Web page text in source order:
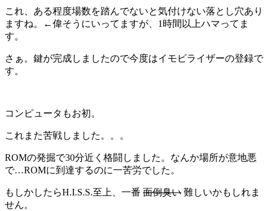
これ、ある程度場数を踏んでないと気付けない落とし穴あり
ますね。←偉そうにいってますが、1時間以上ハマってま
す。
さぁ。鍵が完成しましたので今度はイモビライザーの登録で
す。
コンピュータもお初。
これまた苦戦しました。。。
ROMの発掘で30分近く格闘しました。なんか場所が意地悪
で…ROMに到達するのに一苦労でした。
もしかしたらH.I.S.S.至上、一番 面倒臭い 難しいかもしれま
せん。